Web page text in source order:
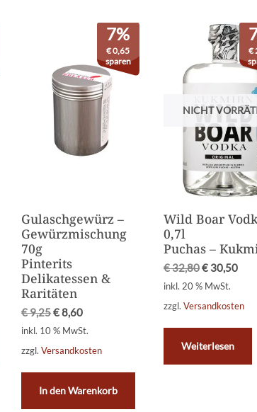
7%
€0,65
sparen
Gulaschgewürz –
Gewürzmischung
70g
Pinterits
Delikatessen &
Raritäten
€9,25€8,60
inkl. 10 % MwSt.
zzgl.Versandkosten
In den Warenkorb
NICHT
€
Wild Boar
0,7l
Puchas –
€32,80€ 30,50
inkl. 20 % MwSt.
zzgl.Versandkosten
Weiterlesen